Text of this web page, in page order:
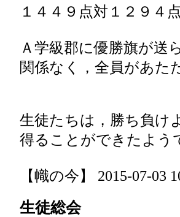
１４４９点対１２９４
Ａ学級郡に優勝旗が送
関係なく，全員があた
生徒たちは，勝ち負け
得ることができたよう
【幟の今】 2015-07-03
生徒総会